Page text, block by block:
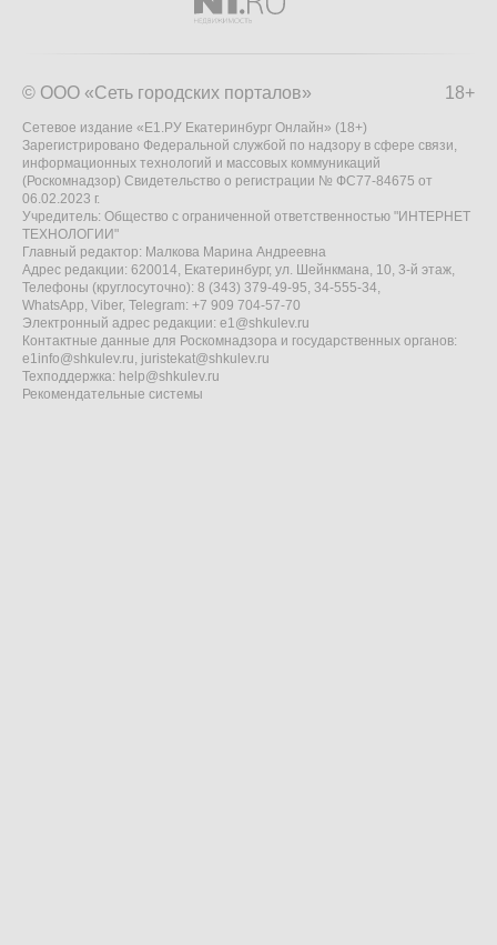
18+
© ООО «Сеть городских порталов»
Сетевое издание «Е1.РУ Екатеринбург Онлайн» (18+)
Зарегистрировано Федеральной службой по надзору в сфере связи,
информационных технологий и массовых коммуникаций
(Роскомнадзор) Свидетельство о регистрации № ФС77-84675 от
06.02.2023 г.
Учредитель: Общество с ограниченной ответственностью "ИНТЕРНЕТ
ТЕХНОЛОГИИ"
Главный редактор: Малкова Марина Андреевна
Адрес редакции: 620014, Екатеринбург, ул. Шейнкмана, 10, 3-й этаж,
Телефоны (круглосуточно): 8 (343) 379-49-95, 34-555-34,
WhatsApp, Viber, Telegram: +7 909 704-57-70
Электронный адрес редакции: e1@shkulev.ru
Контактные данные для Роскомнадзора и государственных органов:
e1info@shkulev.ru, juristekat@shkulev.ru
Техподдержка: help@shkulev.ru
Рекомендательные системы